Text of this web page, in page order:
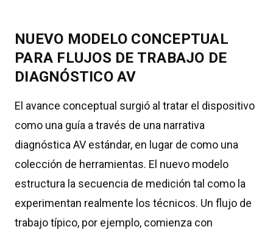
NUEVO MODELO CONCEPTUAL
PARA FLUJOS DE TRABAJO DE
DIAGNÓSTICO AV
El avance conceptual surgió al tratar el dispositivo
como una guía a través de una narrativa
diagnóstica AV estándar, en lugar de como una
colección de herramientas. El nuevo modelo
estructura la secuencia de medición tal como la
experimentan realmente los técnicos. Un flujo de
trabajo típico, por ejemplo, comienza con